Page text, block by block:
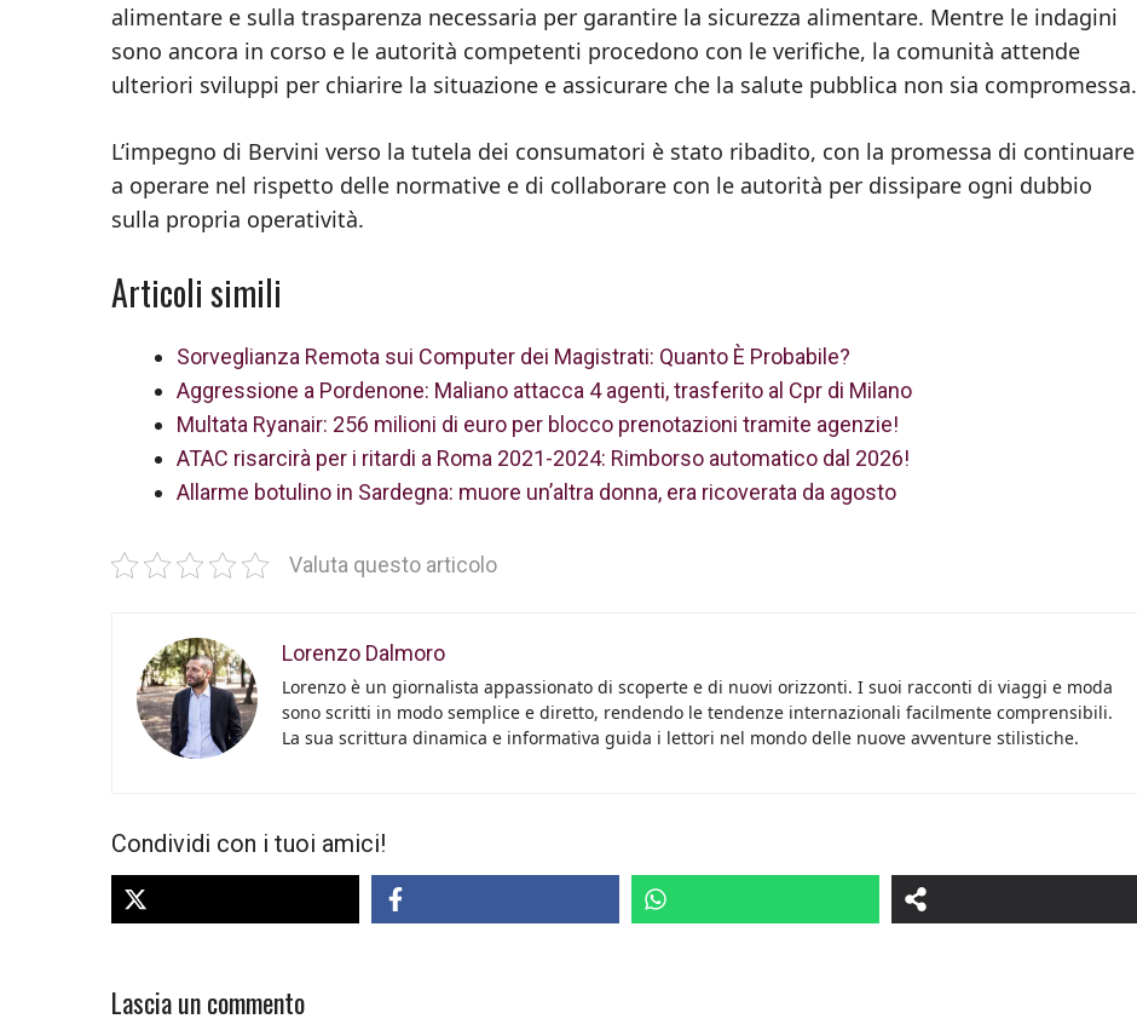
alimentare e sulla trasparenza necessaria per garantire la sicurezza alimentare. Mentre le indagini
sono ancora in corso e le autorità competenti procedono con le verifiche, la comunità attende
ulteriori sviluppi per chiarire la situazione e assicurare che la salute pubblica non sia compromessa.
L’impegno di Bervini verso la tutela dei consumatori è stato ribadito, con la promessa di continuare
a operare nel rispetto delle normative e di collaborare con le autorità per dissipare ogni dubbio
sulla propria operatività.
Articoli simili
Sorveglianza Remota sui Computer dei Magistrati: Quanto È Probabile?
Aggressione a Pordenone: Maliano attacca 4 agenti, trasferito al Cpr di Milano
Multata Ryanair: 256 milioni di euro per blocco prenotazioni tramite agenzie!
ATAC risarcirà per i ritardi a Roma 2021-2024: Rimborso automatico dal 2026!
Allarme botulino in Sardegna: muore un’altra donna, era ricoverata da agosto
Valuta questo articolo
Lorenzo Dalmoro
Lorenzo è un giornalista appassionato di scoperte e di nuovi orizzonti. I suoi racconti di viaggi e moda
sono scritti in modo semplice e diretto, rendendo le tendenze internazionali facilmente comprensibili.
La sua scrittura dinamica e informativa guida i lettori nel mondo delle nuove avventure stilistiche.
Condividi con i tuoi amici!
Lascia un commento